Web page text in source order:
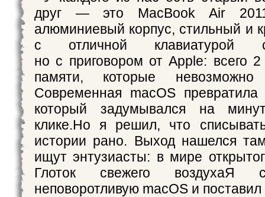
друг — это MacBook Air
алюминиевый корпус, стильный и
с отличной клавиатурой
но с приговором от Apple: всего
памяти, которые невозможно
Современная macOS превратила
который задумывался на
клике.Но я решил, что
истории рано. Выход нашелся
ищут энтузиасты: в мире
Глоток свежего воздухаЯ
неповоротливую macOS и